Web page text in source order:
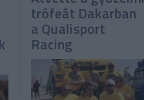
trófeát Dakarban
a Qualisport
Racing